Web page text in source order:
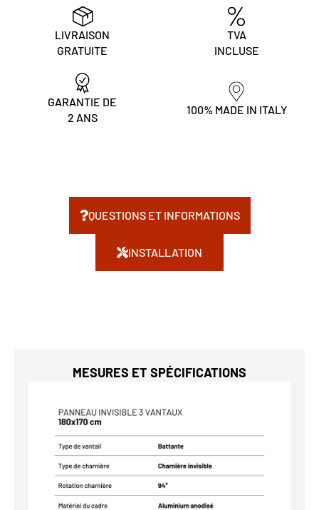
LIVRAISON
GRATUITE
TVA
INCLUSE
GARANTIE DE
2 ANS
100% MADE IN ITALY
QUESTIONS ET INFORMATIONS
INSTALLATION
MESURES ET SPÉCIFICATIONS